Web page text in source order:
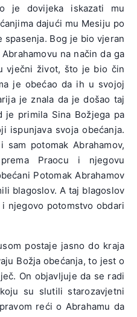
je dovijeka iskazati mu
dajući mu Mesiju po
Bog je bio vjeran
na način da ga
vječni život, što je bio čin
je obećao da ih u svojoj
je znala da je došao taj
je primila Sina Božjega pa
ispunjava svoja obećanja.
potomak Abrahamov,
Praocu i njegovu
Potomak Abrahamov
blagoslov. A taj blagoslov
njegovo potomstvo obdari
postaje jasno do kraja
Božja obećanja, to jest o
On objavljuje da se radi
su slutili starozavjetni
reći o Abrahamu da